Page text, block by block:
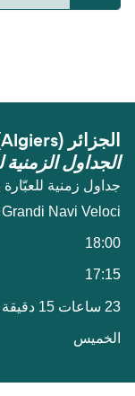
الجزائر (Algiers) الي سيت (Sete)
الجداول الزمنية
جداول زمنية للعبّارة بين 03/08/2026
Grandi Navi Veloci
18:00
17:15
23 ساعات 15 دقيقة
الخميس